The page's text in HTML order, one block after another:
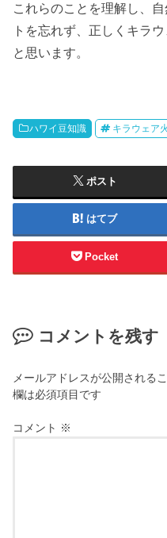
これらのことを理解し、
トを忘れず、正しくキラ
と思います。
ハワイ豆知識 キラウェア
ポスト
はてブ
Pocket
コメントを残す
メールアドレスが公開される
欄は必須項目です
コメント ※